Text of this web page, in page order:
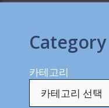
Category
카테고리